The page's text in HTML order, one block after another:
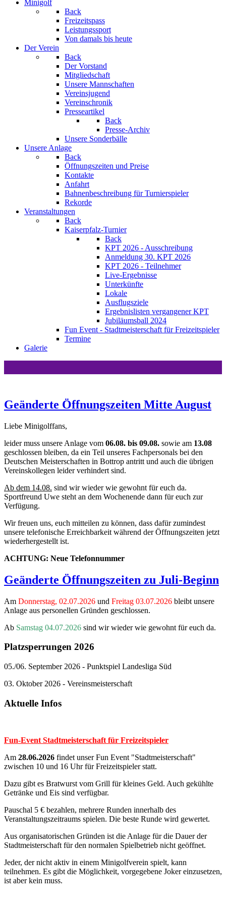
Minigolf
Back
Freizeitspass
Leistungssport
Von damals bis heute
Der Verein
Back
Der Vorstand
Mitgliedschaft
Unsere Mannschaften
Vereinsjugend
Vereinschronik
Presseartikel
Back
Presse-Archiv
Unsere Sonderbälle
Unsere Anlage
Back
Öffnungszeiten und Preise
Kontakte
Anfahrt
Bahnenbeschreibung für Turnierspieler
Rekorde
Veranstaltungen
Back
Kaiserpfalz-Turnier
Back
KPT 2026 - Ausschreibung
Anmeldung 30. KPT 2026
KPT 2026 - Teilnehmer
Live-Ergebnisse
Unterkünfte
Lokale
Ausflugsziele
Ergebnislisten vergangener KPT
Jubiläumsball 2024
Fun Event - Stadtmeisterschaft für Freizeitspieler
Termine
Galerie
Geänderte Öffnungszeiten Mitte August
Liebe Minigolffans,
leider muss unsere Anlage vom 06.08. bis 09.08. sowie am 13.08
geschlossen bleiben, da ein Teil unseres Fachpersonals bei den
Deutschen Meisterschaften in Bottrop antritt und auch die übrigen
Vereinskollegen leider verhindert sind.
Ab dem 14.08. sind wir wieder wie gewohnt für euch da.
Sportfreund Uwe steht an dem Wochenende dann für euch zur
Verfügung.
Wir freuen uns, euch mitteilen zu können, dass dafür zumindest
unsere telefonische Erreichbarkeit während der Öffnungszeiten jetzt
wiederhergestellt ist.
ACHTUNG: Neue Telefonnummer
Geänderte Öffnungszeiten zu Juli-Beginn
Am Donnerstag, 02.07.2026 und Freitag 03.07.2026 bleibt unsere
Anlage aus personellen Gründen geschlossen.
Ab Samstag 04.07.2026 sind wir wieder wie gewohnt für euch da.
Platzsperrungen 2026
05./06. September 2026 - Punktspiel Landesliga Süd
03. Oktober 2026 - Vereinsmeisterschaft
Aktuelle Infos
Fun-Event Stadtmeisterschaft für Freizeitspieler
Am 28.06.2026 findet unser Fun Event "Stadtmeisterschaft"
zwischen 10 und 16 Uhr für Freizeitspieler statt.
Dazu gibt es Bratwurst vom Grill für kleines Geld. Auch gekühlte
Getränke und Eis sind verfügbar.
Pauschal 5 € bezahlen, mehrere Runden innerhalb des
Veranstaltungszeitraums spielen. Die beste Runde wird gewertet.
Aus organisatorischen Gründen ist die Anlage für die Dauer der
Stadtmeisterschaft für den normalen Spielbetrieb nicht geöffnet.
Jeder, der nicht aktiv in einem Minigolfverein spielt, kann
teilnehmen. Es gibt die Möglichkeit, vorgegebene Joker einzusetzen,
ist aber kein muss.